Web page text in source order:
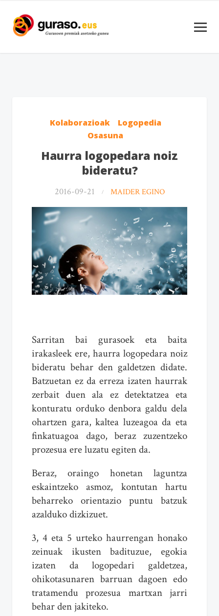
Kolaborazioak
Logopedia
Osasuna
Haurra logopedara noiz
bideratu?
2016-09-21 MAIDER EGINO
Sarritan bai gurasoek eta baita
irakasleek ere, haurra logopedara noiz
bideratu behar den galdetzen didate.
Batzuetan ez da erreza izaten haurrak
zerbait duen ala ez detektatzea eta
konturatu orduko denbora galdu dela
ohartzen gara, kaltea luzeagoa da eta
finkatuagoa dago, beraz zuzentzeko
prozesua ere luzatu egiten da.
Beraz, oraingo honetan laguntza
eskaintzeko asmoz, kontutan hartu
beharreko orientazio puntu batzuk
azalduko dizkizuet.
3, 4 eta 5 urteko haurrengan honako
zeinuak ikusten badituzue, egokia
izaten da logopedari galdetzea,
ohikotasunaren barruan dagoen edo
tratamendu prozesua martxan jarri
behar den jakiteko.